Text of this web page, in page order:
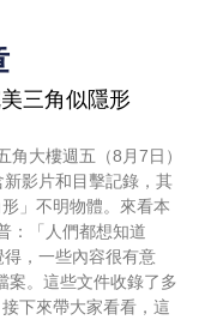
三角似隱形
角大樓週五（8月7日）
影片和目擊記錄，其
」不明物體。來看本
：「人們都想知道
，一些內容很有意
案。這些文件收錄了多
下來帶大家看看，這